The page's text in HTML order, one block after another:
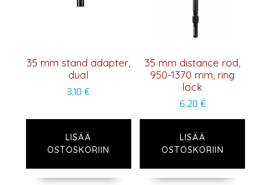
35 mm stand adapter,
dual
3,10€
LISÄÄ
OSTOSKORIIN
35 mm distance rod,
950-1370 mm, ring
lock
6,20 €
LISÄÄ
OSTOSKORIIN